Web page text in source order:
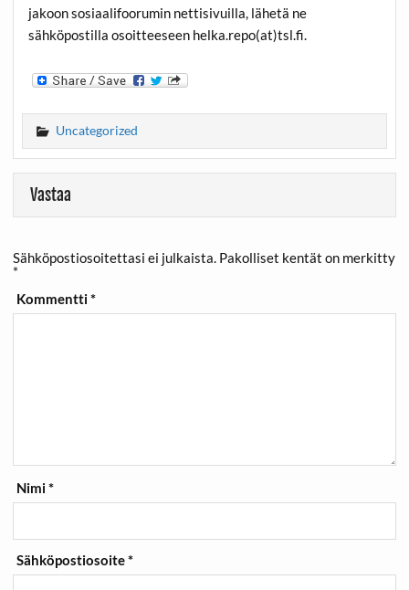
jakoon sosiaalifoorumin nettisivuilla, lähetä ne
sähköpostilla osoitteeseen helka.repo(at)tsl.fi.
Uncategorized
Vastaa
Sähköpostiosoitettasi ei julkaista. Pakolliset kentät on merkitty
*
Kommentti*
Nimi*
Sähköpostiosoite*